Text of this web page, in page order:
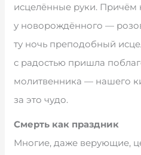
исцелённые руки. Причём
у новорождённого —
ту ночь преподобный
с радостью пришла
молитвенника — нашего
за это чудо.
Смерть как праздник
Многие, даже верующие,